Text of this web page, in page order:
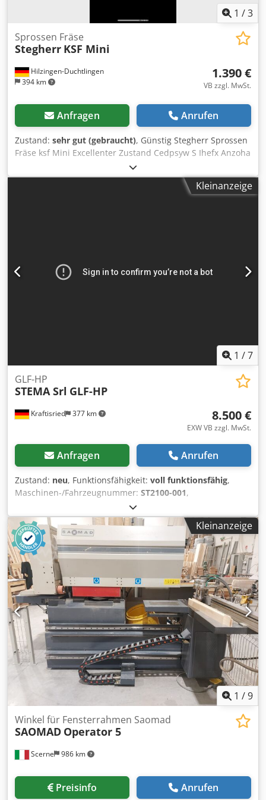
1 /3
Hilzingen-Duchtlingen
394 km
Sprossen Fräse
Stegherr KSF Mini
1.390 €
VB zzgl. MwSt.
Anfragen Anrufen
Zustand: sehr gut (gebraucht), Günstig Stegherr Sprossen
Fräse ksf Mini Excellenter Zustand Cedpsyw S Ihefx Anzoha
Kleinanzeige
1 /7
Kraftisried 377 km
GLF-HP
STEMA Srl GLF-HP
8.500 €
EXW VB zzgl. MwSt.
Anfragen Anrufen
Zustand: neu, Funktionsfähigkeit: voll funktionsfähig,
Maschinen-/Fahrzeugnummer: ST2100-001,
, Baujahr:
Dübelschussautomat Sicher der produktivste Dübelschuss-
Automat für starke und lange Dübel. Vorinstalliert für
Dübel, 80 x 8 mm, wie bevorzugt im Fensterbau eingestzt.
Chjdoxhv A Iepfx Anzoa Bitte entnehmen Sie die
detaillierte Beschreibung aus dem beiliegenden PDF. Die
Maschine steht in unserer Vorführung und ist
vorführbereit.
Kleinanzeige
1 /9
Scerne 986 km
Winkel für Fensterrahmen Saomad
SAOMAD Operator 5
Preisinfo Anrufen